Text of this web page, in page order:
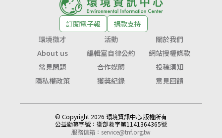
訂閱電子報
捐款支持
環境徵才
活動
關於我們
About us
編輯室自律公約
網站授權條款
常見問題
合作媒體
投稿須知
隱私權政策
獲獎紀錄 意見回饋
© Copyright 2026 環境資訊中心 版權所有
公益勸募字號： 衛部救字第1141364365號
服務信箱： service@tnf.org.tw